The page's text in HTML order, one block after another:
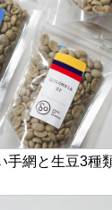
網と生豆3種